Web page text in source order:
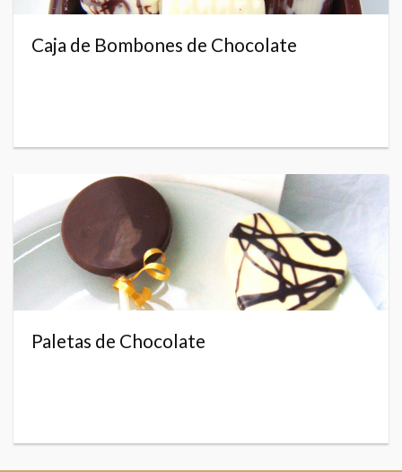
Caja de Bombones de Chocolate
Paletas de Chocolate